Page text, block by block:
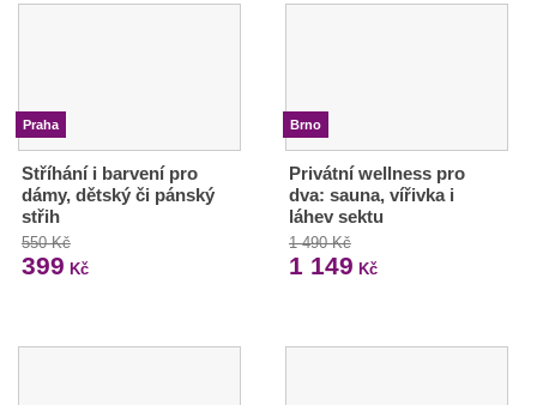
Praha
Stříhání i barvení pro
dámy, dětský či pánský
střih
550 Kč
399 Kč
Brno
Privátní wellness pro
dva: sauna, vířivka i
láhev sektu
1 490 Kč
1 149 Kč